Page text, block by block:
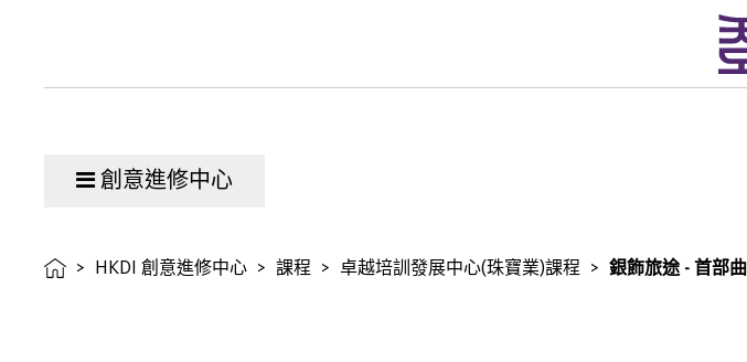
創意進修中心
> HKDI 創意進修中心 > 課程 > 卓越培訓發展中心(珠寶業)課程 > 銀飾旅途 - 首部曲